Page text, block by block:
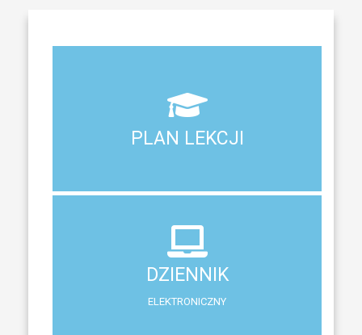
PLAN LEKCJI
PLAN LEKCJI
DZIENNIK
ELEKTRONICZNY
DZIENNIK
ELEKTRONICZNY
System zewnętrzny do śledzenia postępów w nauce